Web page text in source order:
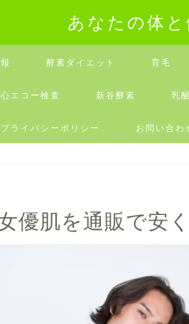
あなたの体
酵素ダイエット 育毛
心エコー検査 新谷酵素 乳
プライバシーポリシー お問い合わ
優肌を通販で安